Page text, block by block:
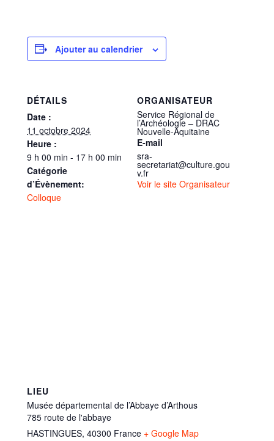
Ajouter au calendrier
DÉTAILS
Date :
11 octobre 2024
Heure :
9 h 00 min - 17 h 00 min
Catégorie
d’Évènement:
Colloque
ORGANISATEUR
Service Régional de
l’Archéologie – DRAC
Nouvelle-Aquitaine
E-mail
sra-
secretariat@culture.gou
v.fr
Voir le site Organisateur
LIEU
Musée départemental de l’Abbaye d’Arthous
785 route de l'abbaye
HASTINGUES, 40300 France + Google Map